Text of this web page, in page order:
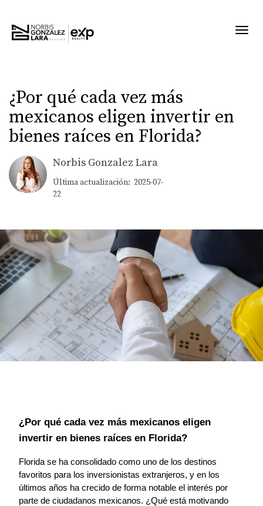
¿Por qué cada vez más
mexicanos eligen invertir en
bienes raíces en Florida?
Norbis Gonzalez Lara
Última actualización: 2025-07-
22
¿Por qué cada vez más mexicanos eligen
invertir en bienes raíces en Florida?
Florida se ha consolidado como uno de los destinos
favoritos para los inversionistas extranjeros, y en los
últimos años ha crecido de forma notable el interés por
parte de ciudadanos mexicanos. ¿Qué está motivando